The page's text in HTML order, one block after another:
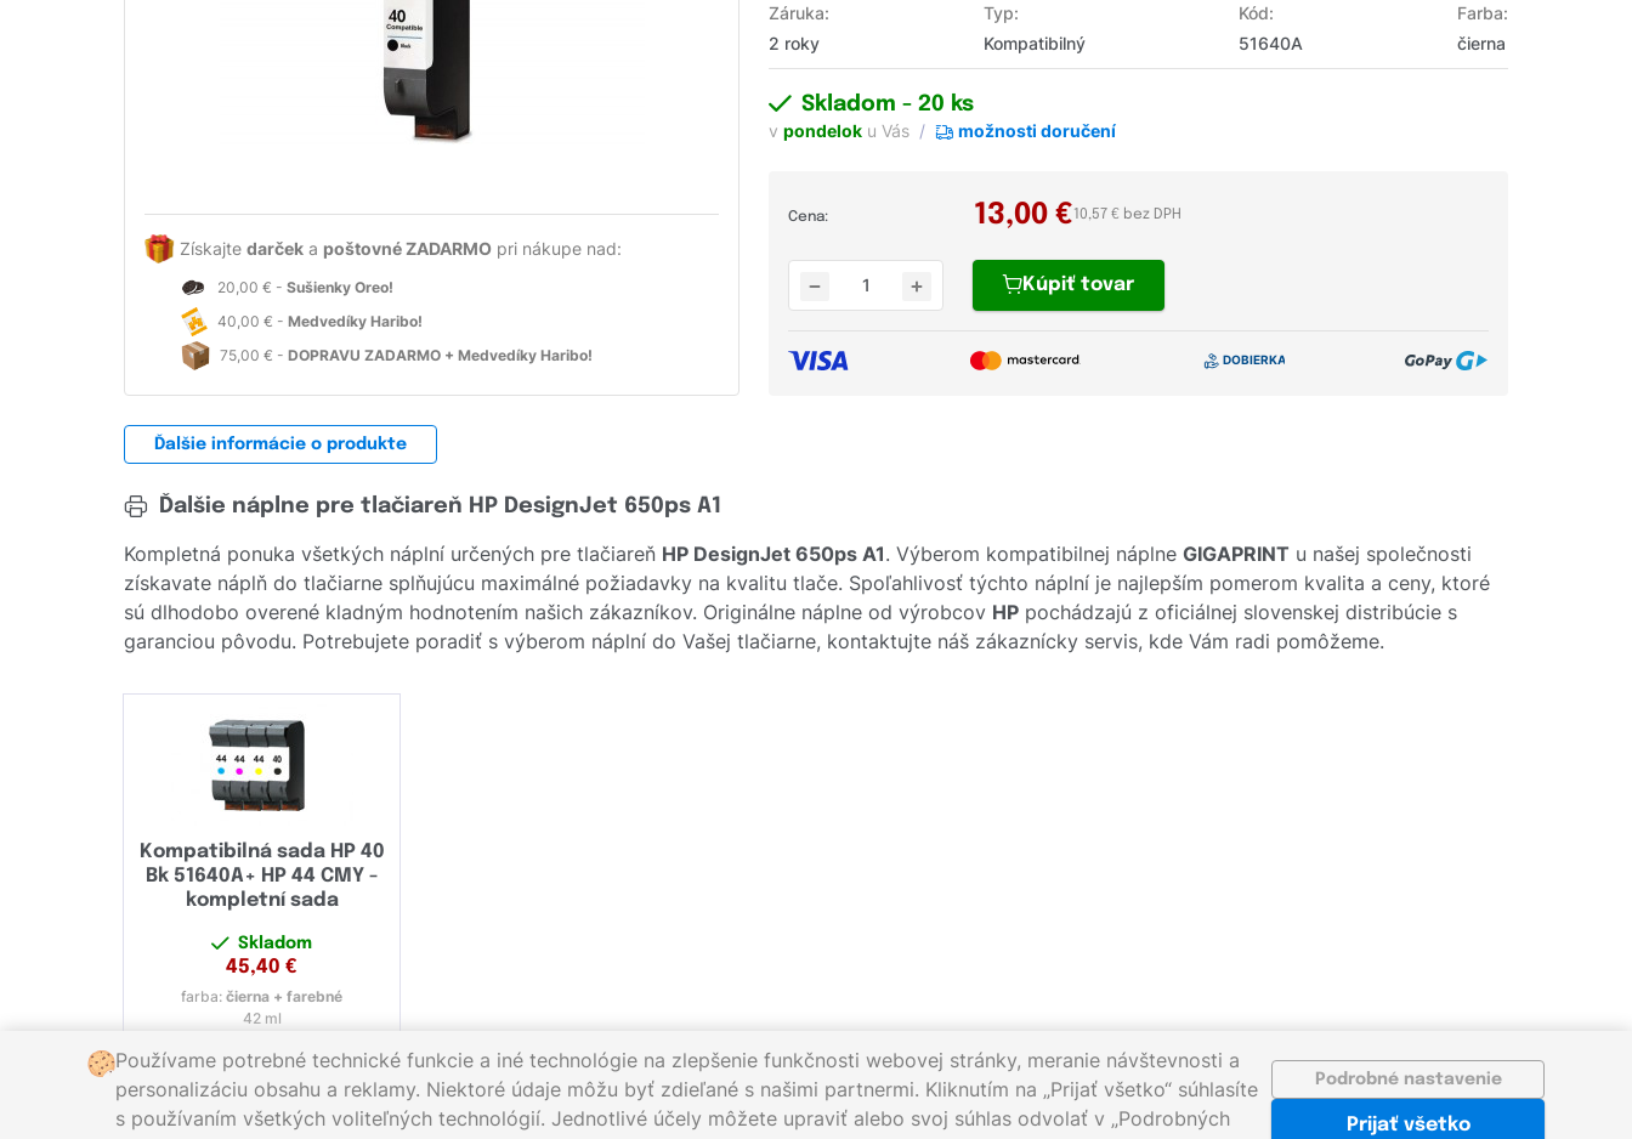
Získajte darček a poštovné ZADARMO pri nákupe nad:
20,00 € - Sušienky Oreo!
40,00 € - Medvedíky Haribo!
75,00 € - DOPRAVU ZADARMO + Medvedíky Haribo!
Záruka:
2 roky
Typ:
Kompatibilný
Kód:
51640A
Farba:
čierna
Skladom- 20 ks
vpondelok u Vás možnosti doručení
Cena: 13,00 € 10,57 € bez DPH
Kúpiťtovar
Ďalšie informácie o produkte
Ďalšie náplne pre tlačiareň HP DesignJet 650ps A1
Kompletná ponuka všetkých náplní určených pre tlačiareň HP DesignJet 650ps A1. Výberom kompatibilnej náplne GIGAPRINT u našej společnosti
získavate náplň do tlačiarne splňujúcu maximálné požiadavky na kvalitu tlače. Spoľahlivosť týchto náplní je najlepším pomerom kvalita a ceny, ktoré
sú dlhodobo overené kladným hodnotením našich zákazníkov. Originálne náplne od výrobcov HP pochádzajú z oficiálnej slovenskej distribúcie s
garanciou pôvodu. Potrebujete poradiť s výberom náplní do Vašej tlačiarne, kontaktujte náš zákaznícky servis, kde Vám radi pomôžeme.
Kompatibilná sada HP 40
Bk 51640A+ HP 44 CMY -
kompletní sada
Skladom
45,40 €
farba:čierna + farebné
42 ml
Používame potrebné technické funkcie a iné technológie na zlepšenie funkčnosti webovej stránky, meranie návštevnosti a
personalizáciu obsahu a reklamy. Niektoré údaje môžu byť zdieľané s našimi partnermi. Kliknutím na „Prijať všetko“ súhlasíte
s používaním všetkých voliteľných technológií. Jednotlivé účely môžete upraviť alebo svoj súhlas odvolať v „Podrobných
Podrobné nastavenie
Prijať všetko